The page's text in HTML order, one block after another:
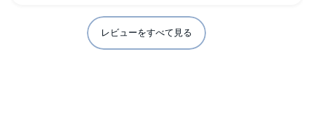
レビューをすべて見る